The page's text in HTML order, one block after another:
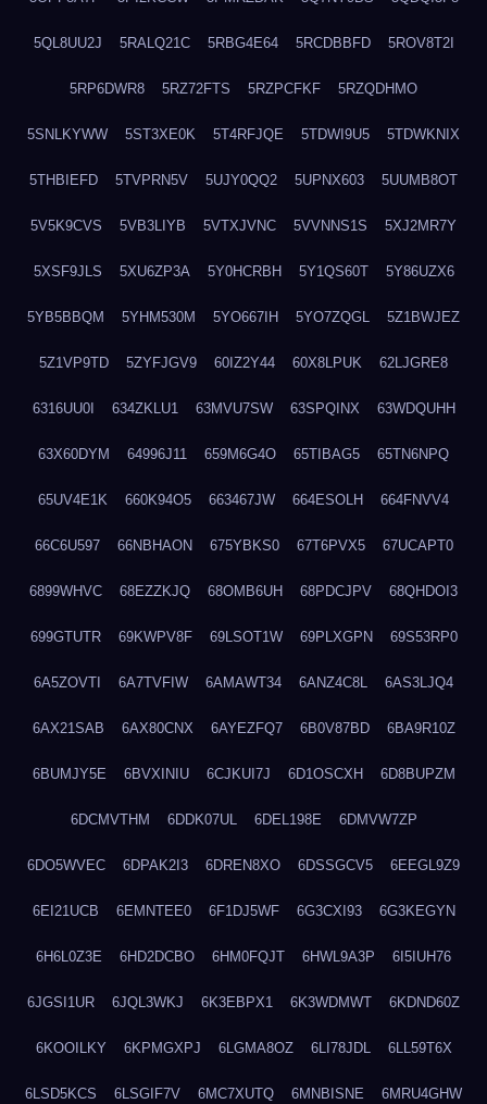
5QL8UU2J 5RALQ21C 5RBG4E64 5RCDBBFD 5ROV8T2I
5RP6DWR8 5RZ72FTS 5RZPCFKF 5RZQDHMO
5SNLKYWW 5ST3XE0K 5T4RFJQE 5TDWI9U5 5TDWKNIX
5THBIEFD 5TVPRN5V 5UJY0QQ2 5UPNX603 5UUMB8OT
5V5K9CVS 5VB3LIYB 5VTXJVNC 5VVNNS1S 5XJ2MR7Y
5XSF9JLS 5XU6ZP3A 5Y0HCRBH 5Y1QS60T 5Y86UZX6
5YB5BBQM 5YHM530M 5YO667IH 5YO7ZQGL 5Z1BWJEZ
5Z1VP9TD 5ZYFJGV9 60IZ2Y44 60X8LPUK 62LJGRE8
6316UU0I 634ZKLU1 63MVU7SW 63SPQINX 63WDQUHH
63X60DYM 64996J11 659M6G4O 65TIBAG5 65TN6NPQ
65UV4E1K 660K94O5 663467JW 664ESOLH 664FNVV4
66C6U597 66NBHAON 675YBKS0 67T6PVX5 67UCAPT0
6899WHVC 68EZZKJQ 68OMB6UH 68PDCJPV 68QHDOI3
699GTUTR 69KWPV8F 69LSOT1W 69PLXGPN 69S53RP0
6A5ZOVTI 6A7TVFIW 6AMAWT34 6ANZ4C8L 6AS3LJQ4
6AX21SAB 6AX80CNX 6AYEZFQ7 6B0V87BD 6BA9R10Z
6BUMJY5E 6BVXINIU 6CJKUI7J 6D1OSCXH 6D8BUPZM
6DCMVTHM 6DDK07UL 6DEL198E 6DMVW7ZP
6DO5WVEC 6DPAK2I3 6DREN8XO 6DSSGCV5 6EEGL9Z9
6EI21UCB 6EMNTEE0 6F1DJ5WF 6G3CXI93 6G3KEGYN
6H6L0Z3E 6HD2DCBO 6HM0FQJT 6HWL9A3P 6I5IUH76
6JGSI1UR 6JQL3WKJ 6K3EBPX1 6K3WDMWT 6KDND60Z
6KOOILKY 6KPMGXPJ 6LGMA8OZ 6LI78JDL 6LL59T6X
6LSD5KCS 6LSGIF7V 6MC7XUTQ 6MNBISNE 6MRU4GHW